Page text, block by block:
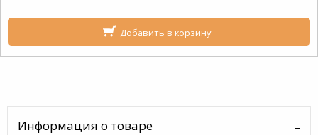
Добавить в корзину
Информация о товаре